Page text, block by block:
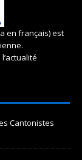
en français) est
Cantonistes